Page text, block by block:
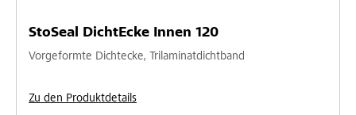
StoSeal DichtEcke Innen 120
Vorgeformte Dichtecke, Trilaminatdichtband
Zu den Produktdetails